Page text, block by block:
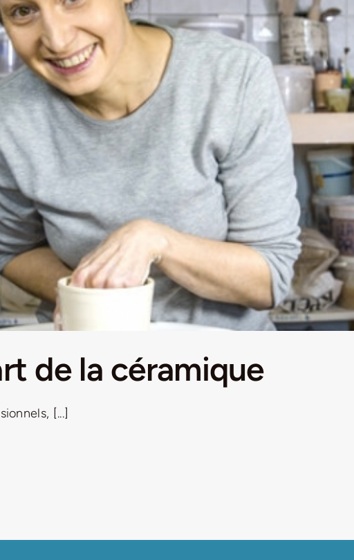
de la céramique
[...]